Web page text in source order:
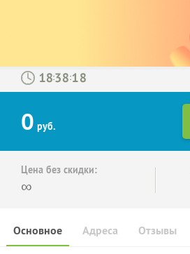
: :
0 руб.
Цена без скидки:
∞
Основное Отзывы
Адреса